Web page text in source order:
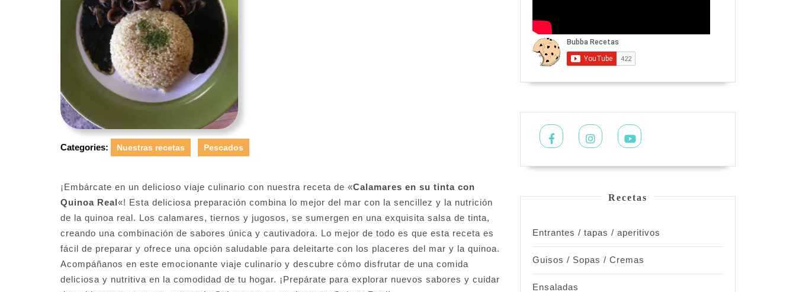
Categories: Nuestras recetas Pescados
¡Embárcate en un delicioso viaje culinario con nuestra receta de «Calamares en su tinta con
Quinoa Real«! Esta deliciosa preparación combina lo mejor del mar con la sencillez y la nutrición
de la quinoa real. Los calamares, tiernos y jugosos, se sumergen en una exquisita salsa de tinta,
creando una combinación de sabores única y cautivadora. Lo mejor de todo es que esta receta es
fácil de preparar y ofrece una opción saludable para deleitarte con los placeres del mar y la quinoa.
Acompáñanos en este emocionante viaje culinario y descubre cómo disfrutar de una comida
deliciosa y nutritiva en la comodidad de tu hogar. ¡Prepárate para explorar nuevos sabores y cuidar
Facebook Instagram
Recetas
Entrantes / tapas / aperitivos
Guisos / Sopas / Cremas
Ensaladas